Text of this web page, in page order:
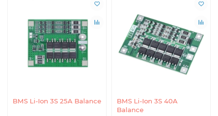
BMS Li-Ion 3S 25A Balance
BMS Li-Ion 3S 40A
Balance